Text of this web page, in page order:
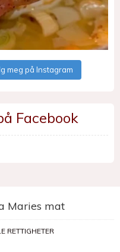
meg på Instagram
Facebook
Maries mat
RETTIGHETER